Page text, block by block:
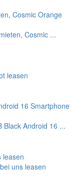
Cosmic ...
leasen
Black Android 16 ...
uns leasen